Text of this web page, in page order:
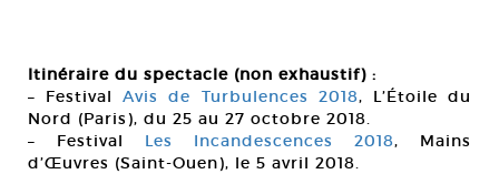
Itinéraire du spectacle (non exhaustif) :
– FestivalAvis de Turbulences 2018, L’Étoile du
Nord (Paris), du 25 au 27 octobre 2018.
– Festival Les Incandescences 2018, Mains
d’Œuvres (Saint-Ouen), le 5 avril 2018.